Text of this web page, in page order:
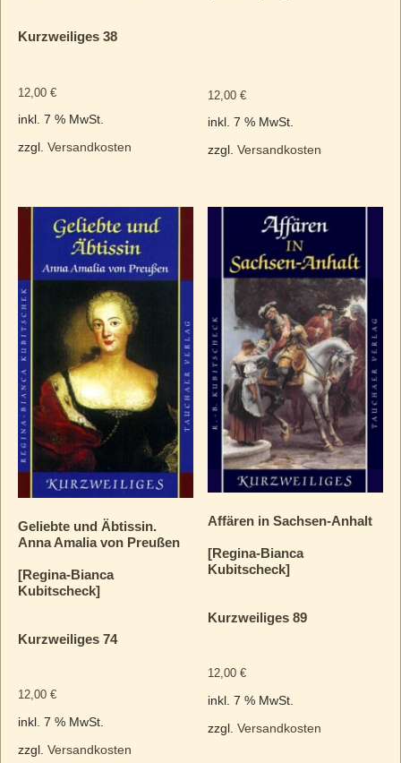
Kurzweiliges 38
12,00 €
inkl. 7 % MwSt.
zzgl. Versandkosten
12,00€
inkl. 7 % MwSt.
zzgl.Versandkosten
Geliebte und Äbtissin.
Anna Amalia von Preußen
[Regina-Bianca
Kubitscheck]
Kurzweiliges 74
12,00 €
inkl. 7 % MwSt.
zzgl. Versandkosten
Affären in Sachsen-Anhalt
[Regina-Bianca
Kubitscheck]
Kurzweiliges 89
12,00€
inkl. 7 % MwSt.
zzgl.Versandkosten